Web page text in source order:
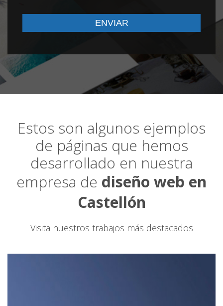
Estos son algunos ejemplos
de páginas que hemos
desarrollado en nuestra
empresa de diseño web en
Castellón
Visita nuestros trabajos más destacados